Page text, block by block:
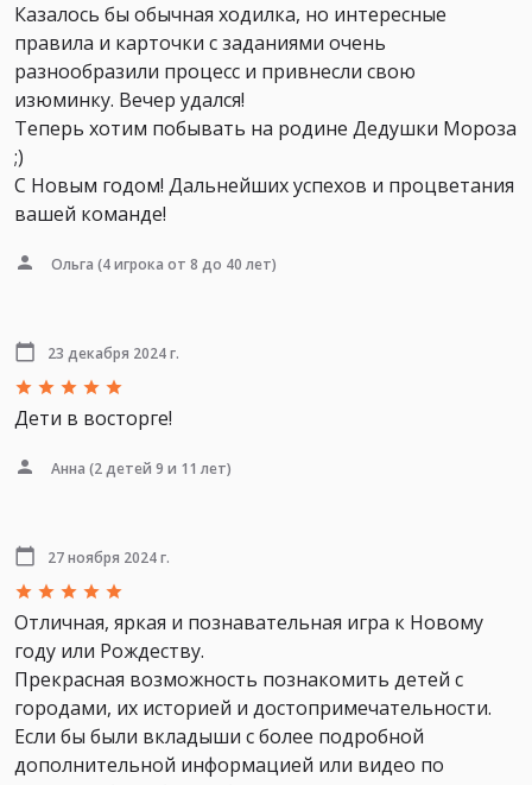
Казалось бы обычная ходилка, но интересные
правила и карточки с заданиями очень
разнообразили процесс и привнесли свою
изюминку. Вечер удался!
Теперь хотим побывать на родине Дедушки Мороза
;)
С Новым годом! Дальнейших успехов и процветания
вашей команде!
Ольга (4 игрока от 8 до 40 лет)
23 декабря 2024 г.
Дети в восторге!
Анна (2 детей 9 и 11 лет)
27 ноября 2024 г.
Отличная, яркая и познавательная игра к Новому
году или Рождеству.
Прекрасная возможность познакомить детей с
городами, их историей и достопримечательности.
Если бы были вкладыши с более подробной
дополнительной информацией или видео по